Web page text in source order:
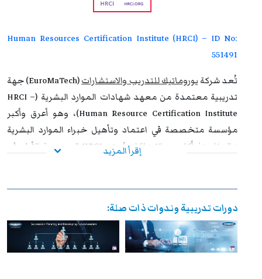
التطوير المهني، وتفتح للمشاركين آفاقًا واسعة نحو الترقي
Human Resources Certification Institute (HRCI) – ID No:
551491
تُعد شركة يوروماتيك للتدريب والاستشارات
(EuroMaTech) جهة
تدريبية معتمدة من معهد شهادات الموارد البشرية (HRCI –
Human Resource Certification Institute)، وهو أعرق وأكبر
مؤسسة متخصصة في اعتماد وتأهيل خبراء الموارد البشرية
عالميًا منذ أكثر من 45 عامًا. ويُعتبر HRCI المرجعية الأولى في
الموارد البشرية.
إن حصول يوروماتيك على هذا الاعتماد يعكس التزامها الراسخ
بتقديم برامج تدريبية عالية الجودة تواكب أحدث الممارسات
إقرأ المزيد
دورات تدريبية وندوات ذات صلة: